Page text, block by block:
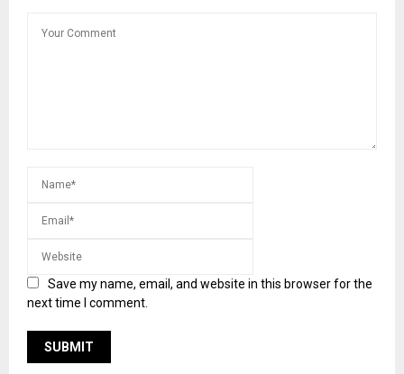
Save my name, email, and website in this browser for the
next time I comment.